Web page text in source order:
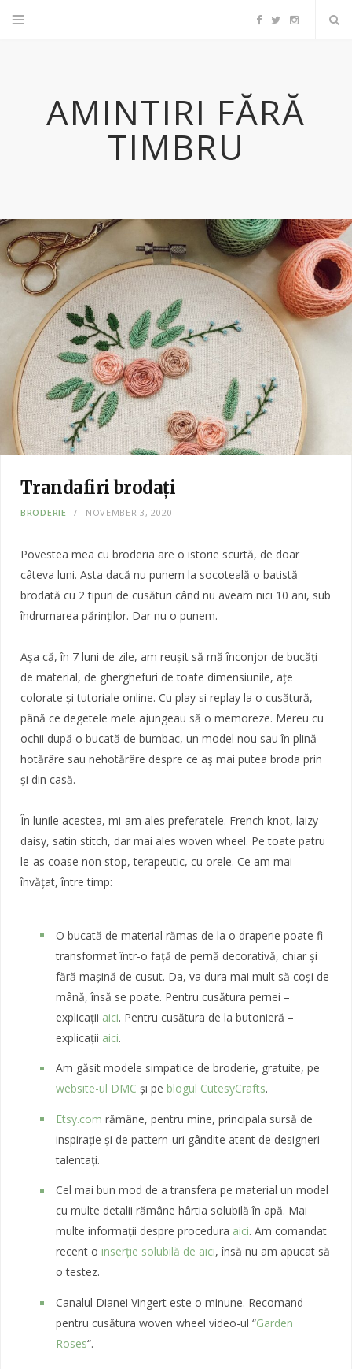
F
c
o
o
k
e
I
s
g
r
a
m
AMINTIRI FĂRĂ
TIMBRU
Trandafiri brodați
BRODERIE NOVEMBER 3, 2020
Povestea mea cu broderia are o istorie scurtă, de doar
câteva luni. Asta dacă nu punem la socoteală o batistă
brodată cu 2 tipuri de cusături când nu aveam nici 10 ani, sub
îndrumarea părinților. Dar nu o punem.
Așa că, în 7 luni de zile, am reușit să mă înconjor de bucăți
de material, de gherghefuri de toate dimensiunile, ațe
colorate și tutoriale online. Cu play si replay la o cusătură,
până ce degetele mele ajungeau să o memoreze. Mereu cu
ochii după o bucată de bumbac, un model nou sau în plină
hotărâre sau nehotărâre despre ce aș mai putea broda prin
și din casă.
În lunile acestea, mi-am ales preferatele. French knot, laizy
daisy, satin stitch, dar mai ales woven wheel. Pe toate patru
le-as coase non stop, terapeutic, cu orele. Ce am mai
învățat, între timp:
O bucată de material rămas de la o draperie poate fi
transformat într-o față de pernă decorativă, chiar și
fără mașină de cusut. Da, va dura mai mult să coși de
mână, însă se poate. Pentru cusătura pernei –
explicații aici. Pentru cusătura de la butonieră –
explicații aici.
Am găsit modele simpatice de broderie, gratuite, pe
website-ul DMC și pe blogul CutesyCrafts.
Etsy.com rămâne, pentru mine, principala sursă de
inspirație și de pattern-uri gândite atent de designeri
talentați.
Cel mai bun mod de a transfera pe material un model
cu multe detalii rămâne hârtia solubilă în apă. Mai
multe informații despre procedura aici. Am comandat
recent o inserție solubilă de aici, însă nu am apucat să
o testez.
Canalul Dianei Vingert este o minune. Recomand
pentru cusătura woven wheel video-ul “Garden
Roses“.